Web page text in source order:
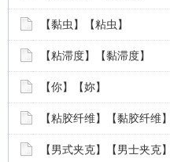
【黏虫】【粘虫】
【粘滞度】【黏滞度】
【你】【妳】
【粘胶纤维】【黏胶纤维】
【男式夹克】【男士夹克